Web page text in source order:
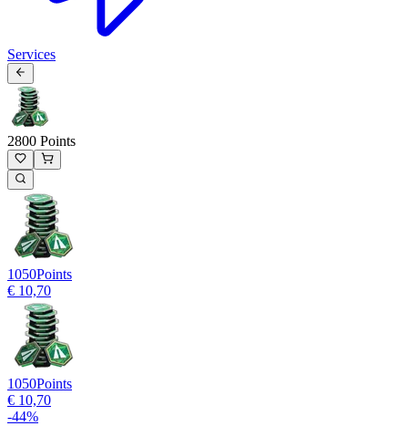
Services
2800 Points
1050Points
€ 10,70
1050Points
€ 10,70
-44%